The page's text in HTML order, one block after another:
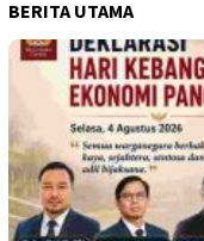
BERITA UTAMA